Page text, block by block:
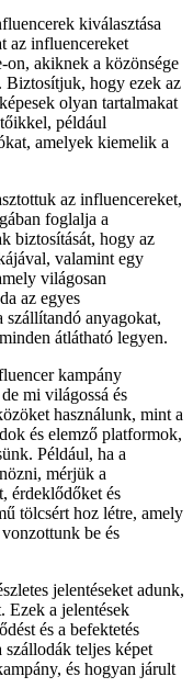
kiválasztása
az influencereket
on, akiknek a közönsége
Biztosítjuk, hogy ezek az
olyan tartalmakat
például
amelyek kiemelik a
az influencereket,
foglalja a
biztosítását, hogy az
valamint egy
világosan
az egyes
szállítandó anyagokat,
átlátható legyen.
kampány
mi világossá és
használunk, mint a
és elemző platformok,
Például, ha a
mérjük a
érdeklődőket és
tölcsért hoz létre, amely
be és
jelentéseket adunk,
Ezek a jelentések
és a befektetés
teljes képet
és hogyan járult